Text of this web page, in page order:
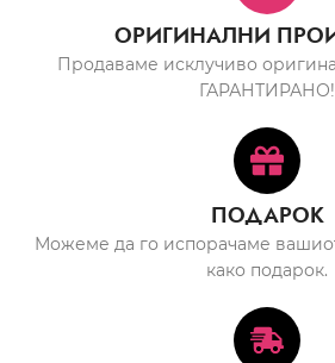
ОРИГИНАЛНИ
Продаваме исклучиво
ГАРАНТИРАНО!
ПОДАРОК
Можеме да го испорачаме
како подарок.